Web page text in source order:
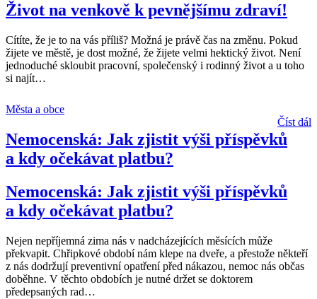
Život na venkově k pevnějšímu zdraví!
Cítíte, že je to na vás příliš? Možná je právě čas na změnu. Pokud
žijete ve městě, je dost možné, že žijete velmi hektický život. Není
jednoduché skloubit pracovní, společenský i rodinný život a u toho
si najít…
Města a obce
Číst dál
Nemocenská: Jak zjistit výši příspěvků
a kdy očekávat platbu?
Nemocenská: Jak zjistit výši příspěvků
a kdy očekávat platbu?
Nejen nepříjemná zima nás v nadcházejících měsících může
překvapit. Chřipkové období nám klepe na dveře, a přestože někteří
z nás dodržují preventivní opatření před nákazou, nemoc nás občas
doběhne. V těchto obdobích je nutné držet se doktorem
předepsaných rad…